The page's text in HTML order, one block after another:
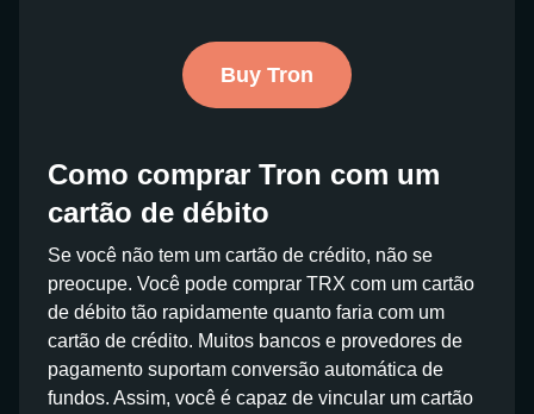
Buy Tron
Como comprar Tron com um
cartão de débito
Se você não tem um cartão de crédito, não se
preocupe. Você pode comprar TRX com um cartão
de débito tão rapidamente quanto faria com um
cartão de crédito. Muitos bancos e provedores de
pagamento suportam conversão automática de
fundos. Assim, você é capaz de vincular um cartão